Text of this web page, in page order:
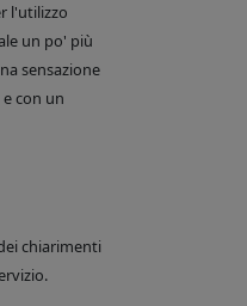
l'utilizzo
un po' più
sensazione
con un
chiarimenti